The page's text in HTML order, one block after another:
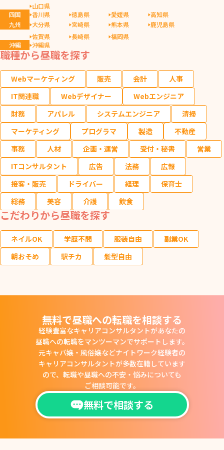
山口県
四国
香川県 徳島県 愛媛県
高知県
九州
大分県 宮崎県 熊本県
鹿児島県
佐賀県
長崎県
福岡県
沖縄
沖縄県
職種から昼職を探す
Webマーケティング 販売 会計
人事
IT関連職
Webデザイナー
Webエンジニア
財務
アパレル システムエンジニア
清掃
マーケティング
プログラマ 製造
不動産
事務
人材 企画・運営 受付・秘書
営業
ITコンサルタント
広告 法務
広報
接客・販売
ドライバー 経理
保育士
総務
美容 介護 飲食
こだわりから昼職を探す
ネイルOK 学歴不問 服装自由
副業OK
朝おそめ
駅チカ 髪型自由
無料で昼職への転職を相談する
経験豊富なキャリアコンサルタントがあなたの
昼職への転職をマンツーマンでサポートします。
元キャバ嬢・風俗嬢などナイトワーク経験者の
キャリアコンサルタントが多数在籍しています
ので、 転職や昼職への不安・悩みについても
ご相談可能です。
無料で相談する